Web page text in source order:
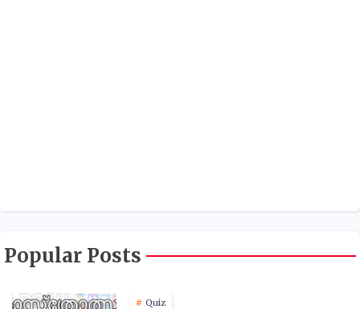
Popular Posts
Quiz